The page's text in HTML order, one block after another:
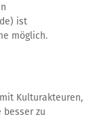
ist
möglich.
Kulturakteuren,
besser zu